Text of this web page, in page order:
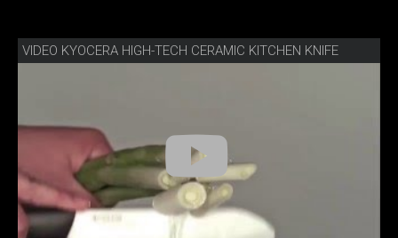
VIDEO KYOCERA HIGH-TECH CERAMIC KITCHEN KNIFE